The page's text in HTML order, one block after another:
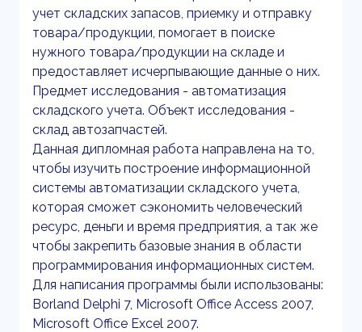
учет складских запасов, приемку и отправку
товара/продукции, помогает в поиске
нужного товара/продукции на складе и
предоставляет исчерпывающие данные о них.
Предмет исследования - автоматизация
складского учета. Объект исследования -
склад автозапчастей.
Данная дипломная работа направлена на то,
чтобы изучить построение информационной
системы автоматизации складского учета,
которая сможет сэкономить человеческий
ресурс, деньги и время предприятия, а так же
чтобы закрепить базовые знания в области
программирования информационных систем.
Для написания программы были использованы:
Borland Delphi 7, Microsoft Office Access 2007,
Microsoft Office Excel 2007.